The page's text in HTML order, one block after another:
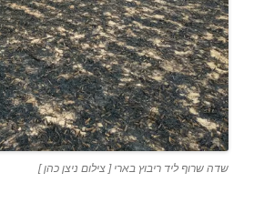
שדה שרוף ליד ריבוץ בארי [ צילום ניצן כהן ]